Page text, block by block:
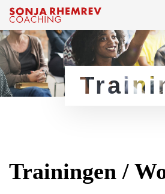
Skip
links
Skip
primary
navigation
Skip
to
Trainingen /